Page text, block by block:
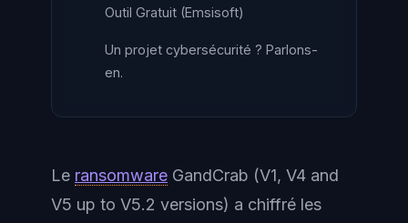
Outil Gratuit (Emsisoft)
Un projet cybersécurité ? Parlons-
en.
Le ransomware GandCrab (V1, V4 and
V5 up to V5.2 versions) a chiffré les